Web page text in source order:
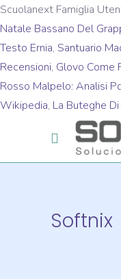
Scuolanext Famiglia
Natale Bassano Del
Testo Ernia, Santuario
Recensioni, Glovo Come
Rosso Malpelo: Analisi
Wikipedia, La Buteghe
Softnix